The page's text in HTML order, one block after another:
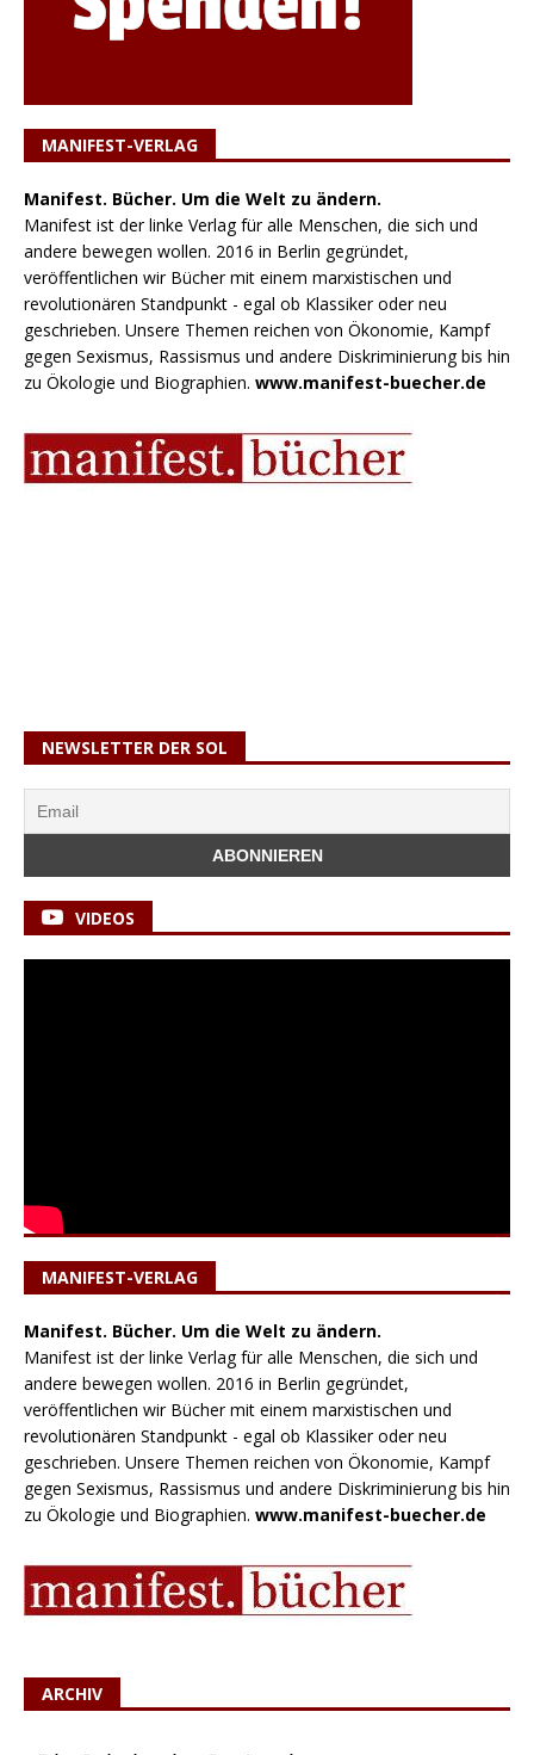
MANIFEST-VERLAG
Manifest. Bücher. Um die Welt zu ändern.
Manifest ist der linke Verlag für alle Menschen, die sich und
andere bewegen wollen. 2016 in Berlin gegründet,
veröffentlichen wir Bücher mit einem marxistischen und
revolutionären Standpunkt - egal ob Klassiker oder neu
geschrieben. Unsere Themen reichen von Ökonomie, Kampf
gegen Sexismus, Rassismus und andere Diskriminierung bis hin
zu Ökologie und Biographien. www.manifest-buecher.de
NEWSLETTER DER SOL
VIDEOS
MANIFEST-VERLAG
Manifest. Bücher. Um die Welt zu ändern.
Manifest ist der linke Verlag für alle Menschen, die sich und
andere bewegen wollen. 2016 in Berlin gegründet,
veröffentlichen wir Bücher mit einem marxistischen und
revolutionären Standpunkt - egal ob Klassiker oder neu
geschrieben. Unsere Themen reichen von Ökonomie, Kampf
gegen Sexismus, Rassismus und andere Diskriminierung bis hin
zu Ökologie und Biographien. www.manifest-buecher.de
ARCHIV